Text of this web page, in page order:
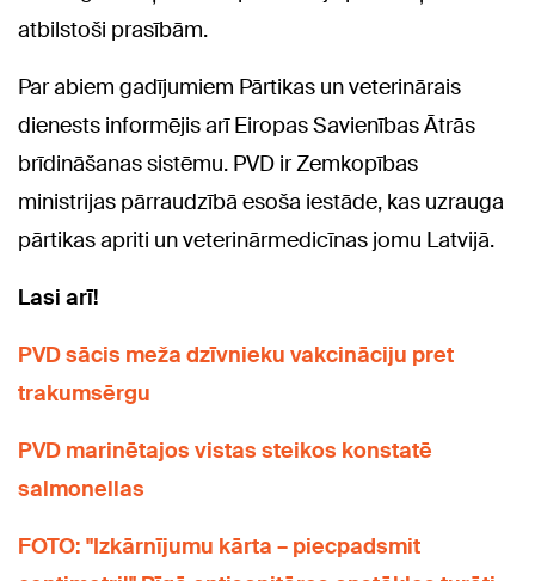
atbilstoši prasībām.
Par abiem gadījumiem Pārtikas un veterinārais
dienests informējis arī Eiropas Savienības Ātrās
brīdināšanas sistēmu. PVD ir Zemkopības
ministrijas pārraudzībā esoša iestāde, kas uzrauga
pārtikas apriti un veterinārmedicīnas jomu Latvijā.
Lasi arī!
PVD sācis meža dzīvnieku vakcināciju pret
trakumsērgu
PVD marinētajos vistas steikos konstatē
salmonellas
FOTO: "Izkārnījumu kārta – piecpadsmit